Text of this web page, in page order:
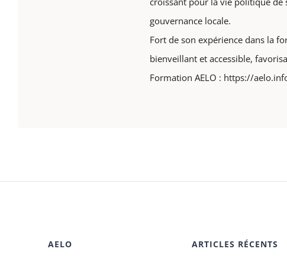
gouvernance locale.
Fort de son expérience dans la
bienveillant et accessible,
Formation AELO : https://
AELO ARTICLES RÉCENTS